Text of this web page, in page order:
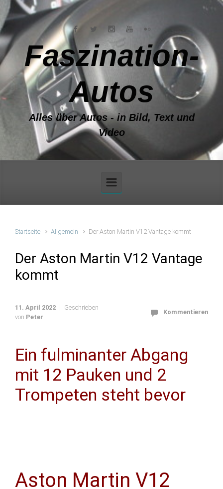
Zum Hauptinhalt springen
Faszination-
Autos
Alles über Autos - in Bild, Text und
Video
Startseite Allgemein Der Aston Martin V12 Vantage kommt
Der Aston Martin V12 Vantage
kommt
11. April 2022
Geschrieben
von Peter
Kommentieren
Ein fulminanter Abgang
mit 12 Pauken und 2
Trompeten steht bevor
Aston Martin V12